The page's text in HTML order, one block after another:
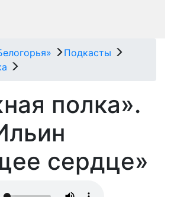
Подкасты
полка».
сердце»